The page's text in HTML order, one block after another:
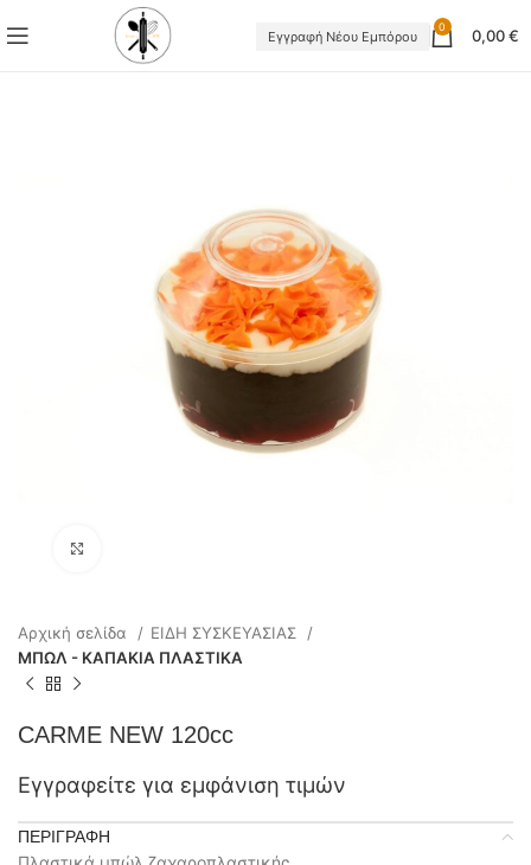
Εγγραφή Νέου Εμπόρου
0 0,00€
Αρχική σελίδα
ΕΙΔΗ ΣΥΣΚΕΥΑΣΙΑΣ
ΜΠΩΛ - ΚΑΠΑΚΙΑ ΠΛΑΣΤΙΚΑ
CARME NEW 120cc
Εγγραφείτε για εμφάνιση τιμών
ΠΕΡΙΓΡΑΦΉ